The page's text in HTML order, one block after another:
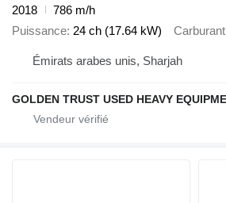
2018
786 m/h
Puissance 24 ch (17.64 kW) Carburant
Émirats arabes unis, Sharjah